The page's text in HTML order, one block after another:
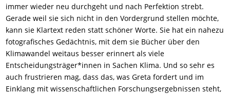
immer wieder neu durchgeht und nach Perfektion strebt.
Gerade weil sie sich nicht in den Vordergrund stellen möchte,
kann sie Klartext reden statt schöner Worte. Sie hat ein nahezu
fotografisches Gedächtnis, mit dem sie Bücher über den
Klimawandel weitaus besser erinnert als viele
Entscheidungsträger*innen in Sachen Klima. Und so sehr es
auch frustrieren mag, dass das, was Greta fordert und im
Einklang mit wissenschaftlichen Forschungsergebnissen steht,